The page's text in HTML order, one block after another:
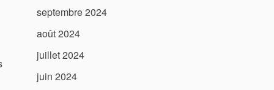
septembre 2024
août 2024
juillet 2024
juin 2024